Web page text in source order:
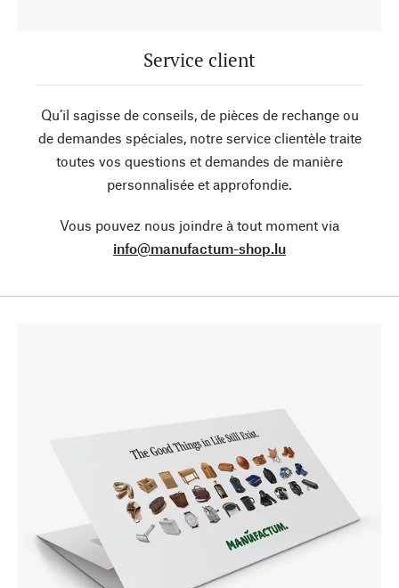
Service client
Qu’il sagisse de conseils, de pièces de rechange ou
de demandes spéciales, notre service clientèle traite
toutes vos questions et demandes de manière
personnalisée et approfondie.
Vous pouvez nous joindre à tout moment via
info@manufactum-shop.lu